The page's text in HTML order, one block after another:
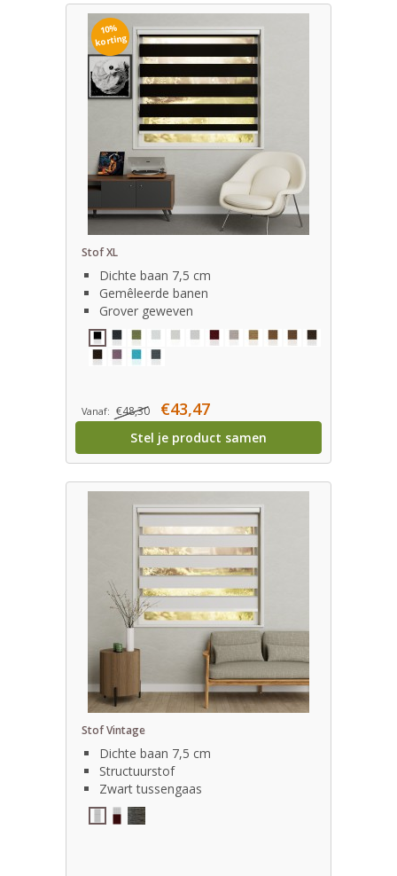
10%
korting
Stof XL
Dichte baan 7,5 cm
Gemêleerde banen
Grover geweven
Vanaf: €48,30 €43,47
Stel je product samen
Stof Vintage
Dichte baan 7,5 cm
Structuurstof
Zwart tussengaas